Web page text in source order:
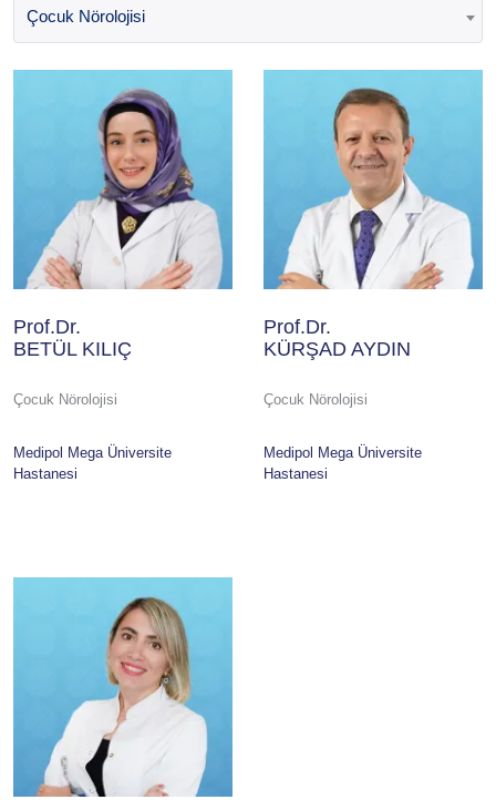
Çocuk Nörolojisi
Prof.Dr.
BETÜL KILIÇ
Çocuk Nörolojisi
Medipol Mega Üniversite
Hastanesi
Prof.Dr.
KÜRŞAD AYDIN
Çocuk Nörolojisi
Medipol Mega Üniversite
Hastanesi